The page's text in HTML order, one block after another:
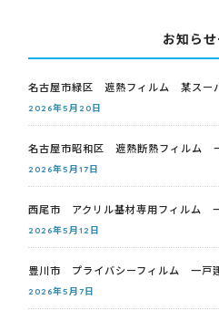
お知ら
名古屋市緑区 遮熱フィルム 某スー
2026年5月20日
名古屋市昭和区 遮熱断熱フィルム
2026年5月17日
西尾市 アクリル基材専用フィルム
2026年5月12日
豊川市 プライバシーフィルム 一戸
2026年5月7日